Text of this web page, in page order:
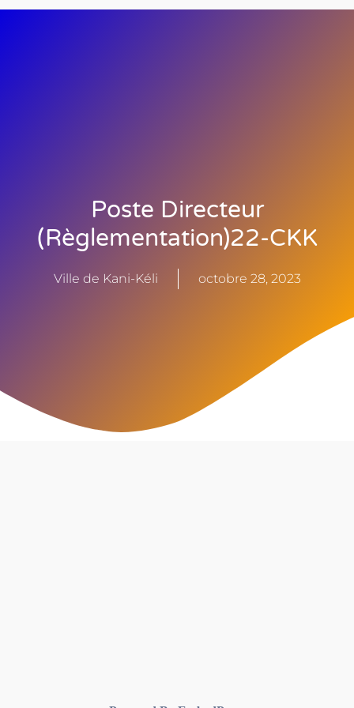
Poste Directeur
(règlementation)22-CKK
Ville de Kani-Kéli octobre 28, 2023